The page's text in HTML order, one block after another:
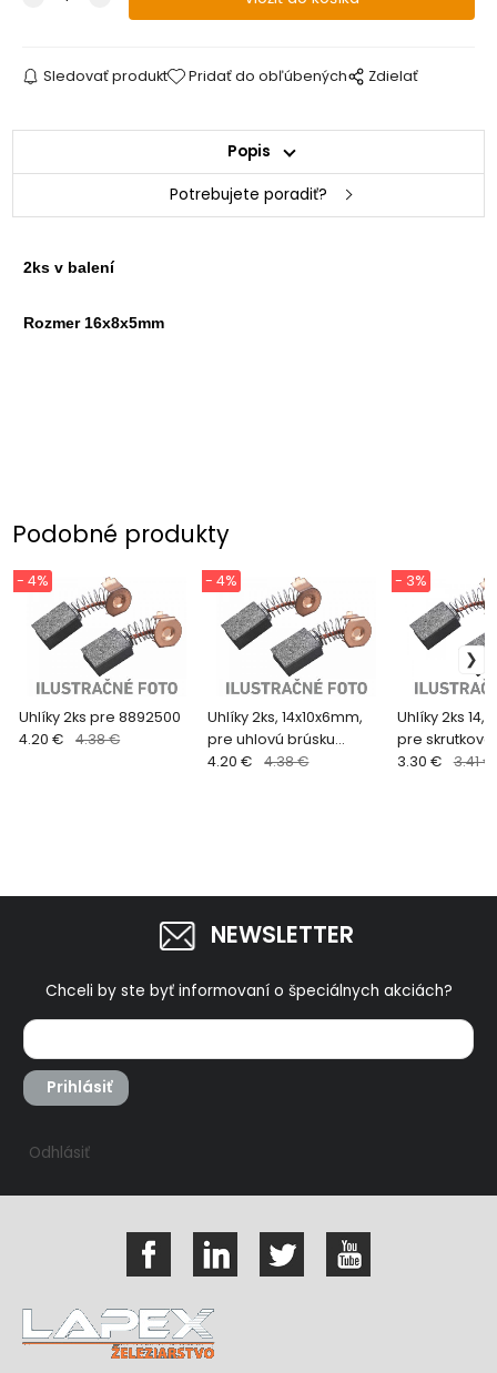
Sledovať produkt Pridať do obľúbených Zdielať
Popis
Potrebujete poradiť?
2ks v balení
Rozmer 16x8x5mm
Podobné produkty
Uhlíky 2ks pre 8892500
- 4%
4.20 € 4.38 €
Uhlíky 2ks, 14x10x6mm,
pre uhlovú brúsku
8792003
- 4%
4.20 € 4.38 €
Uhlíky 2ks
pre
8890501
- 3%
3.30 € 3.41 €
NEWSLETTER
Chceli by ste byť informovaní o špeciálnych akciách?
Prihlásiť
Odhlásiť